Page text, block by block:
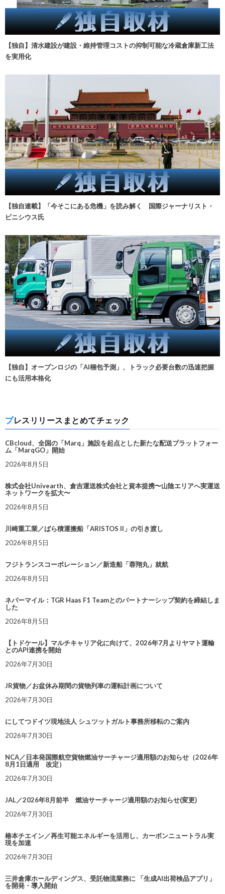
【独自】清水建設が建設・維持管理コストの抑制可能な冷蔵倉庫新工法
を実用化
【独自連載】「今そこにある危機」を読み解く 国際ジャーナリスト・
ビニシウス氏
【独自】オープンロジの「AI梱包予測」、トラック必要台数の迅速把握
にも活用本格化
プレスリリースまとめてチェック
CBcloud、全国の「Marq」施設を起点とした新たな配送プラットフォー
ム「MarqGO」開始
2026年8月5日
株式会社Univearth、倉吉運送株式会社と資本提携〜山陰エリアへ実運送
ネットワークを拡大〜
2026年8月5日
川崎重工業／ばら積運搬船「ARISTOS II」の引き渡し
2026年8月5日
フジトランスコーポレーション／新造船「蓉翔丸」就航
2026年8月5日
ネバーマイル：TGR Haas F1 Teamとのパートナーシップ契約を締結しま
した
2026年8月5日
【トドケール】マルチキャリア化に向けて、2026年7月よりヤマト運輸
とのAPI連携を開始
2026年7月30日
JR貨物／お盆休み期間の貨物列車の運転計画について
2026年7月30日
にしてつドイツ現地法人 シュツットガルト事務所移転のご案内
2026年7月30日
NCA／日本発国際航空貨物燃油サーチャージ適用額のお知らせ（2026年
8月1日適用 改定）
2026年7月30日
JAL／2026年8月前半 燃油サーチャージ適用額のお知らせ(変更)
2026年7月30日
椿本チエイン／再生可能エネルギーを活用し、カーボンニュートラル実
現を加速
2026年7月30日
三井倉庫ホールディングス、受託物流業務に 「生成AI出荷検品アプリ」
を開発・導入開始